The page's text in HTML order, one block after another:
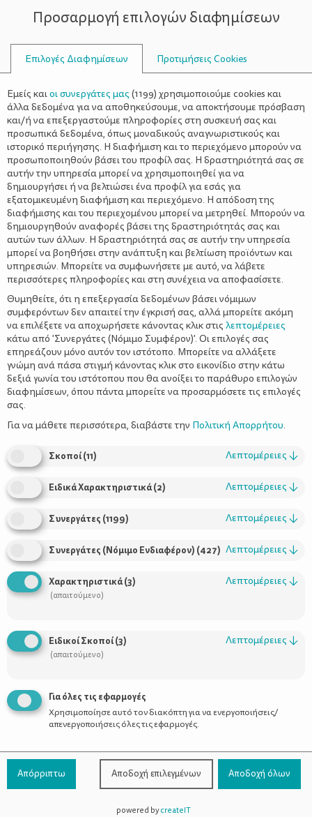
ΣΥΜΒΟΥΛΟΙ
ΔΙΑΤΡΟΦΉ
Overnight “πορτοκαλόπιτα”
Προσαρμογή επιλογών διαφημίσεων
Επιλογές Διαφημίσεων Προτιμήσεις Cookies
Εμείς καιοι συνεργάτες μας (1199) χρησιμοποιούμε cookies και
άλλα δεδομένα για να αποθηκεύσουμε, να αποκτήσουμε πρόσβαση
και/ή να επεξεργαστούμε πληροφορίες στη συσκευή σας και
προσωπικά δεδομένα, όπως μοναδικούς αναγνωριστικούς και
ιστορικό περιήγησης. Η διαφήμιση και το περιεχόμενο μπορούν να
προσωποποιηθούν βάσει του προφίλ σας. Η δραστηριότητά σας σε
αυτήν την υπηρεσία μπορεί να χρησιμοποιηθεί για να
δημιουργήσει ή να βελτιώσει ένα προφίλ για εσάς για
εξατομικευμένη διαφήμιση και περιεχόμενο. Η απόδοση της
διαφήμισης και του περιεχομένου μπορεί να μετρηθεί. Μπορούν να
δημιουργηθούν αναφορές βάσει της δραστηριότητάς σας και
αυτών των άλλων. Η δραστηριότητά σας σε αυτήν την υπηρεσία
μπορεί να βοηθήσει στην ανάπτυξη και βελτίωση προϊόντων και
υπηρεσιών. Μπορείτε να συμφωνήσετε με αυτό, να λάβετε
περισσότερες πληροφορίες και στη συνέχεια να αποφασίσετε.
Θυμηθείτε, ότι η επεξεργασία δεδομένων βάσει νόμιμων
συμφερόντων δεν απαιτεί την έγκρισή σας, αλλά μπορείτε ακόμη
να επιλέξετε να αποχωρήσετε κάνοντας κλικ στις λεπτομέρειες
κάτω από 'Συνεργάτες (Νόμιμο Συμφέρον)'. Οι επιλογές σας
επηρεάζουν μόνο αυτόν τον ιστότοπο. Μπορείτε να αλλάξετε
γνώμη ανά πάσα στιγμή κάνοντας κλικ στο εικονίδιο στην κάτω
δεξιά γωνία του ιστότοπου που θα ανοίξει το παράθυρο επιλογών
διαφημίσεων, όπου πάντα μπορείτε να προσαρμόσετε τις επιλογές
σας.
Για να μάθετε περισσότερα, διαβάστε την Πολιτική Απορρήτου.
Σκοποί(11) Λεπτομέρειες ↓
Ειδικά Χαρακτηριστικά(2) Λεπτομέρειες ↓
Συνεργάτες (1199) Λεπτομέρειες ↓
Συνεργάτες (Νόμιμο Ενδιαφέρον) (427) Λεπτομέρειες ↓
Χαρακτηριστικά(3)
(απαιτούμενο)
Λεπτομέρειες ↓
Ειδικοί Σκοποί(3)
(απαιτούμενο)
Λεπτομέρειες ↓
Για όλες τις εφαρμογές
Χρησιμοποίησε αυτό τον διακόπτη για να ενεργοποιήσεις/
απενεργοποιήσεις όλες τις εφαρμογές.
Απόρριπτω Αποδοχή επιλεγμένων Αποδοχή όλων
powered bycreateIT